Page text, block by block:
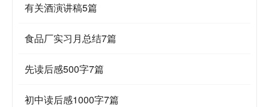
有关酒演讲稿5篇
食品厂实习月总结7篇
先读后感500字7篇
初中读后感1000字7篇